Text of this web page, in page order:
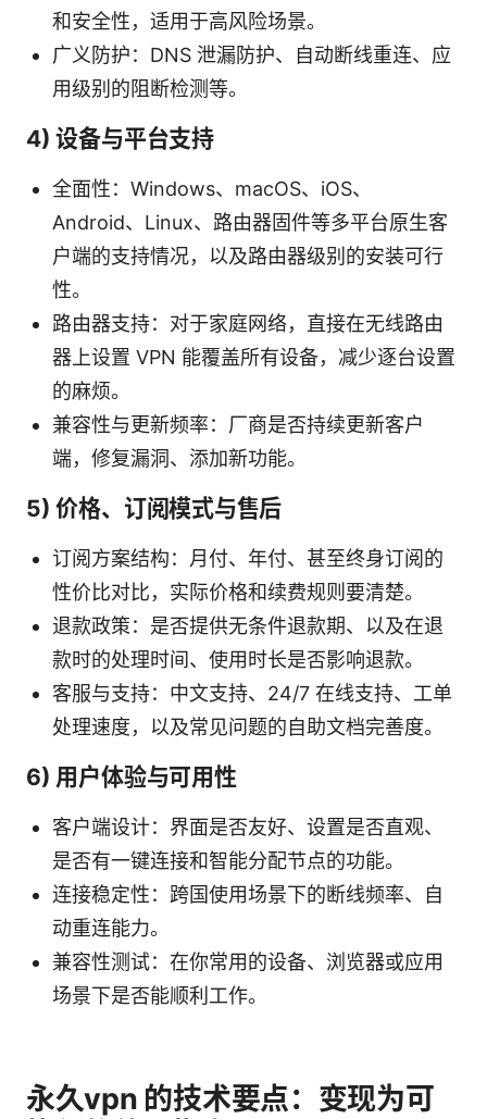
和安全性，适用于高风险场景。
广义防护：DNS 泄漏防护、自动断线重连、应
用级别的阻断检测等。
4) 设备与平台支持
全面性：Windows、macOS、iOS、
Android、Linux、路由器固件等多平台原生客
户端的支持情况，以及路由器级别的安装可行
性。
路由器支持：对于家庭网络，直接在无线路由
器上设置 VPN 能覆盖所有设备，减少逐台设置
的麻烦。
兼容性与更新频率：厂商是否持续更新客户
端，修复漏洞、添加新功能。
5) 价格、订阅模式与售后
订阅方案结构：月付、年付、甚至终身订阅的
性价比对比，实际价格和续费规则要清楚。
退款政策：是否提供无条件退款期、以及在退
款时的处理时间、使用时长是否影响退款。
客服与支持：中文支持、24/7 在线支持、工单
处理速度，以及常见问题的自助文档完善度。
6) 用户体验与可用性
客户端设计：界面是否友好、设置是否直观、
是否有一键连接和智能分配节点的功能。
连接稳定性：跨国使用场景下的断线频率、自
动重连能力。
兼容性测试：在你常用的设备、浏览器或应用
场景下是否能顺利工作。
永久vpn 的技术要点：变现为可